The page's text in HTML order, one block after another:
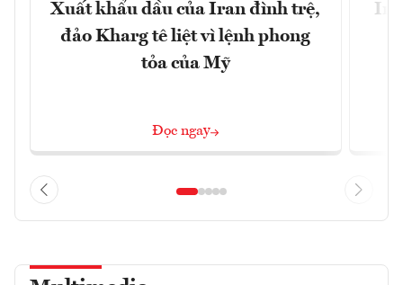
Xuất khẩu dầu của Iran đình trệ,
đảo Kharg tê liệt vì lệnh phong
tỏa của Mỹ
Đọc ngay